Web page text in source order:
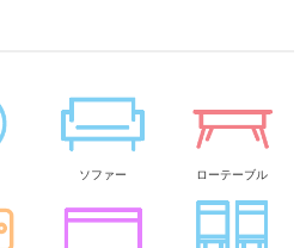
ソファー ローテーブル